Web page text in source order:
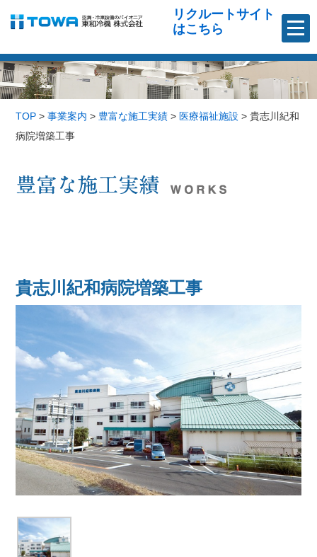
リクルートサイト
はこちら
TOP >事業案内 > 豊富な施工実績 > 医療福祉施設 >貴志川紀和
病院増築工事
貴志川紀和病院増築工事